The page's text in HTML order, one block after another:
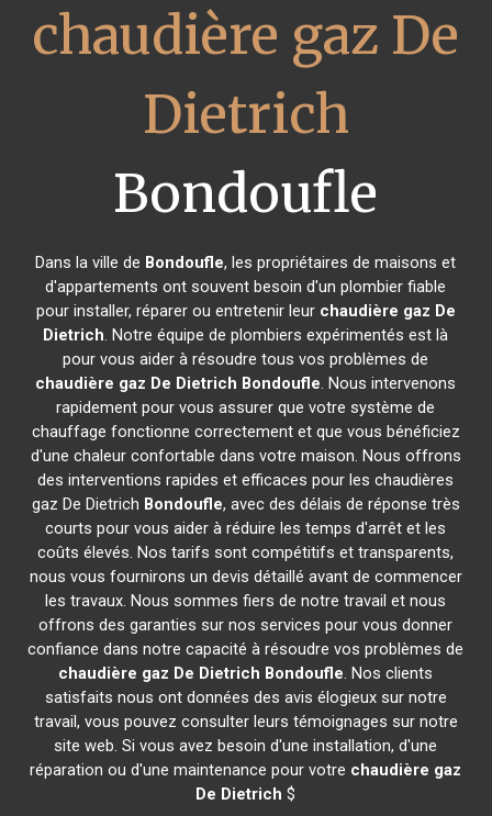
chaudière gaz De
Dietrich
Bondoufle
Dans la ville de Bondoufle, les propriétaires de maisons et
d'appartements ont souvent besoin d'un plombier fiable
pour installer, réparer ou entretenir leur chaudière gaz De
Dietrich. Notre équipe de plombiers expérimentés est là
pour vous aider à résoudre tous vos problèmes de
chaudière gaz De Dietrich Bondoufle. Nous intervenons
rapidement pour vous assurer que votre système de
chauffage fonctionne correctement et que vous bénéficiez
d'une chaleur confortable dans votre maison. Nous offrons
des interventions rapides et efficaces pour les chaudières
gaz De Dietrich Bondoufle, avec des délais de réponse très
courts pour vous aider à réduire les temps d'arrêt et les
coûts élevés. Nos tarifs sont compétitifs et transparents,
nous vous fournirons un devis détaillé avant de commencer
les travaux. Nous sommes fiers de notre travail et nous
offrons des garanties sur nos services pour vous donner
confiance dans notre capacité à résoudre vos problèmes de
chaudière gaz De Dietrich Bondoufle. Nos clients
satisfaits nous ont données des avis élogieux sur notre
travail, vous pouvez consulter leurs témoignages sur notre
site web. Si vous avez besoin d'une installation, d'une
réparation ou d'une maintenance pour votre chaudière gaz
De Dietrich $